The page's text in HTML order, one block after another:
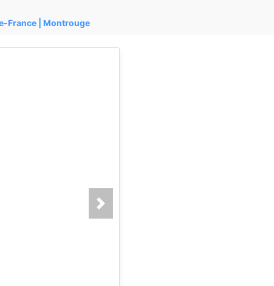
France | Montrouge